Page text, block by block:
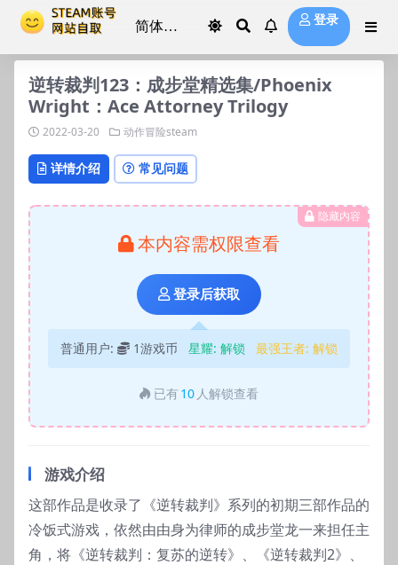
登录
逆转裁判123：成步堂精选集/Phoenix
Wright：Ace Attorney Trilogy
2022-03-20 动作冒险steam
详情介绍 常见问题
隐藏内容
本内容需权限查看
登录后获取
普通用户: 1游戏币 星耀: 解锁 最强王者: 解锁
已有 10 人解锁查看
游戏介绍
这部作品是收录了《逆转裁判》系列的初期三部作品的
冷饭式游戏，依然由由身为律师的成步堂龙一来担任主
角，将《逆转裁判：复苏的逆转》、《逆转裁判2》、